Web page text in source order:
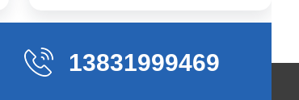
13831999469